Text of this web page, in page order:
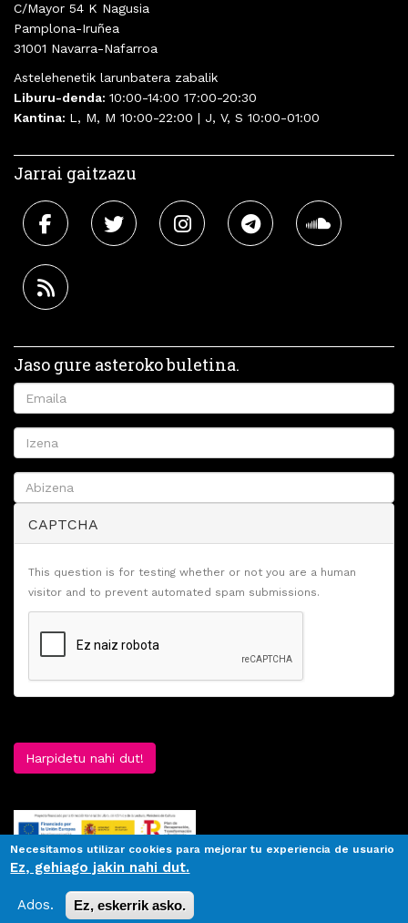
C/Mayor 54 K Nagusia
Pamplona-Iruñea
31001 Navarra-Nafarroa
Astelehenetik larunbatera zabalik
Liburu-denda: 10:00-14:00 17:00-20:30
Kantina: L, M, M 10:00-22:00 | J, V, S 10:00-01:00
Jarrai gaitzazu
Jaso gure asteroko buletina.
CAPTCHA
This question is for testing whether or not you are a human
visitor and to prevent automated spam submissions.
Harpidetu nahi dut!
Necesitamos utilizar cookies para mejorar tu experiencia de usuario
Ez, gehiago jakin nahi dut.
Ados. Ez, eskerrik asko.